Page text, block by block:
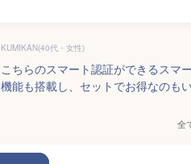
KUMIKAN(40代・女性)
こちらのスマート認証ができるスマ
機能も搭載し、セットでお得なのもい
全